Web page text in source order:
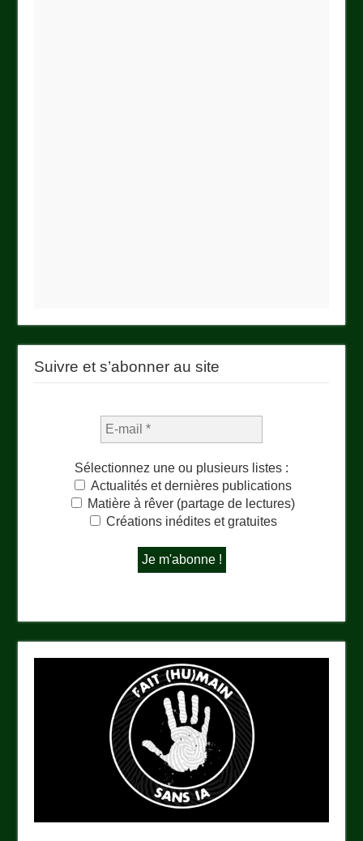
Suivre et s’abonner au site
Sélectionnez une ou plusieurs listes :
Actualités et dernières publications
Matière à rêver (partage de lectures)
Créations inédites et gratuites